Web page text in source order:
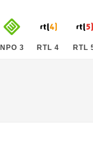
NPO 3 RTL 4 RTL